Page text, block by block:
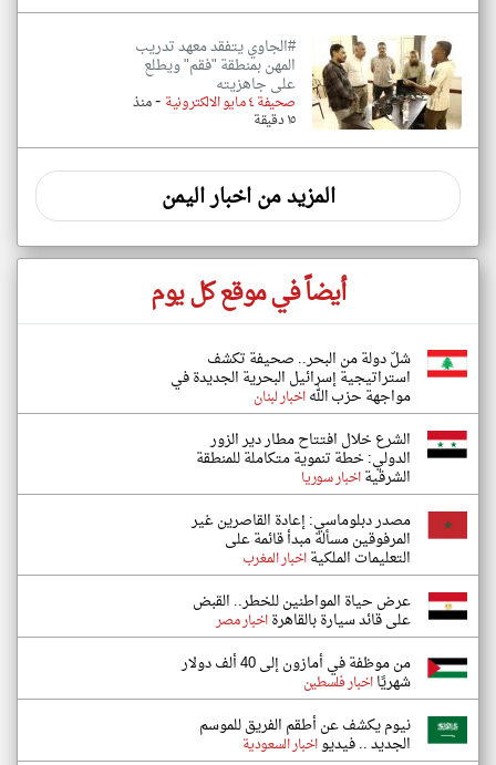
#الجاوي يتفقد معهد تدريب
المهن بمنطقة "فقم" ويطلع
على جاهزيته
صحيفة ٤ مايو الالكترونية -منذ
١٥ دقيقة
المزيد من اخبار اليمن
أيضاً في موقع كل يوم
شلّ دولة من البحر.. صحيفة تكشف
استراتيجية إسرائيل البحرية الجديدة في
مواجهة حزب اللهاخبار لبنان
الشرع خلال افتتاح مطار دير الزور
الدولي: خطة تنموية متكاملة للمنطقة
الشرقيةاخبار سوريا
مصدر دبلوماسي: إعادة القاصرين غير
المرفوقين مسألة مبدأ قائمة على
التعليمات الملكيةاخبار المغرب
عرض حياة المواطنين للخطر.. القبض
على قائد سيارة بالقاهرةاخبار مصر
من موظفة في أمازون إلى 40 ألف دولار
شهريًااخبار فلسطين
نيوم يكشف عن أطقم الفريق للموسم
الجديد .. فيديواخبار السعودية